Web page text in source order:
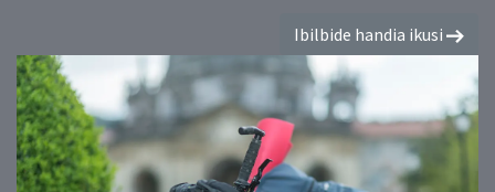
Ibilbide handia ikusi